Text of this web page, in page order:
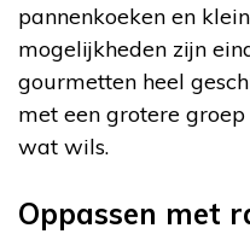
pannenkoeken en
mogelijkheden zijn
gourmetten heel
met een grotere
wat wils.
Oppassen met